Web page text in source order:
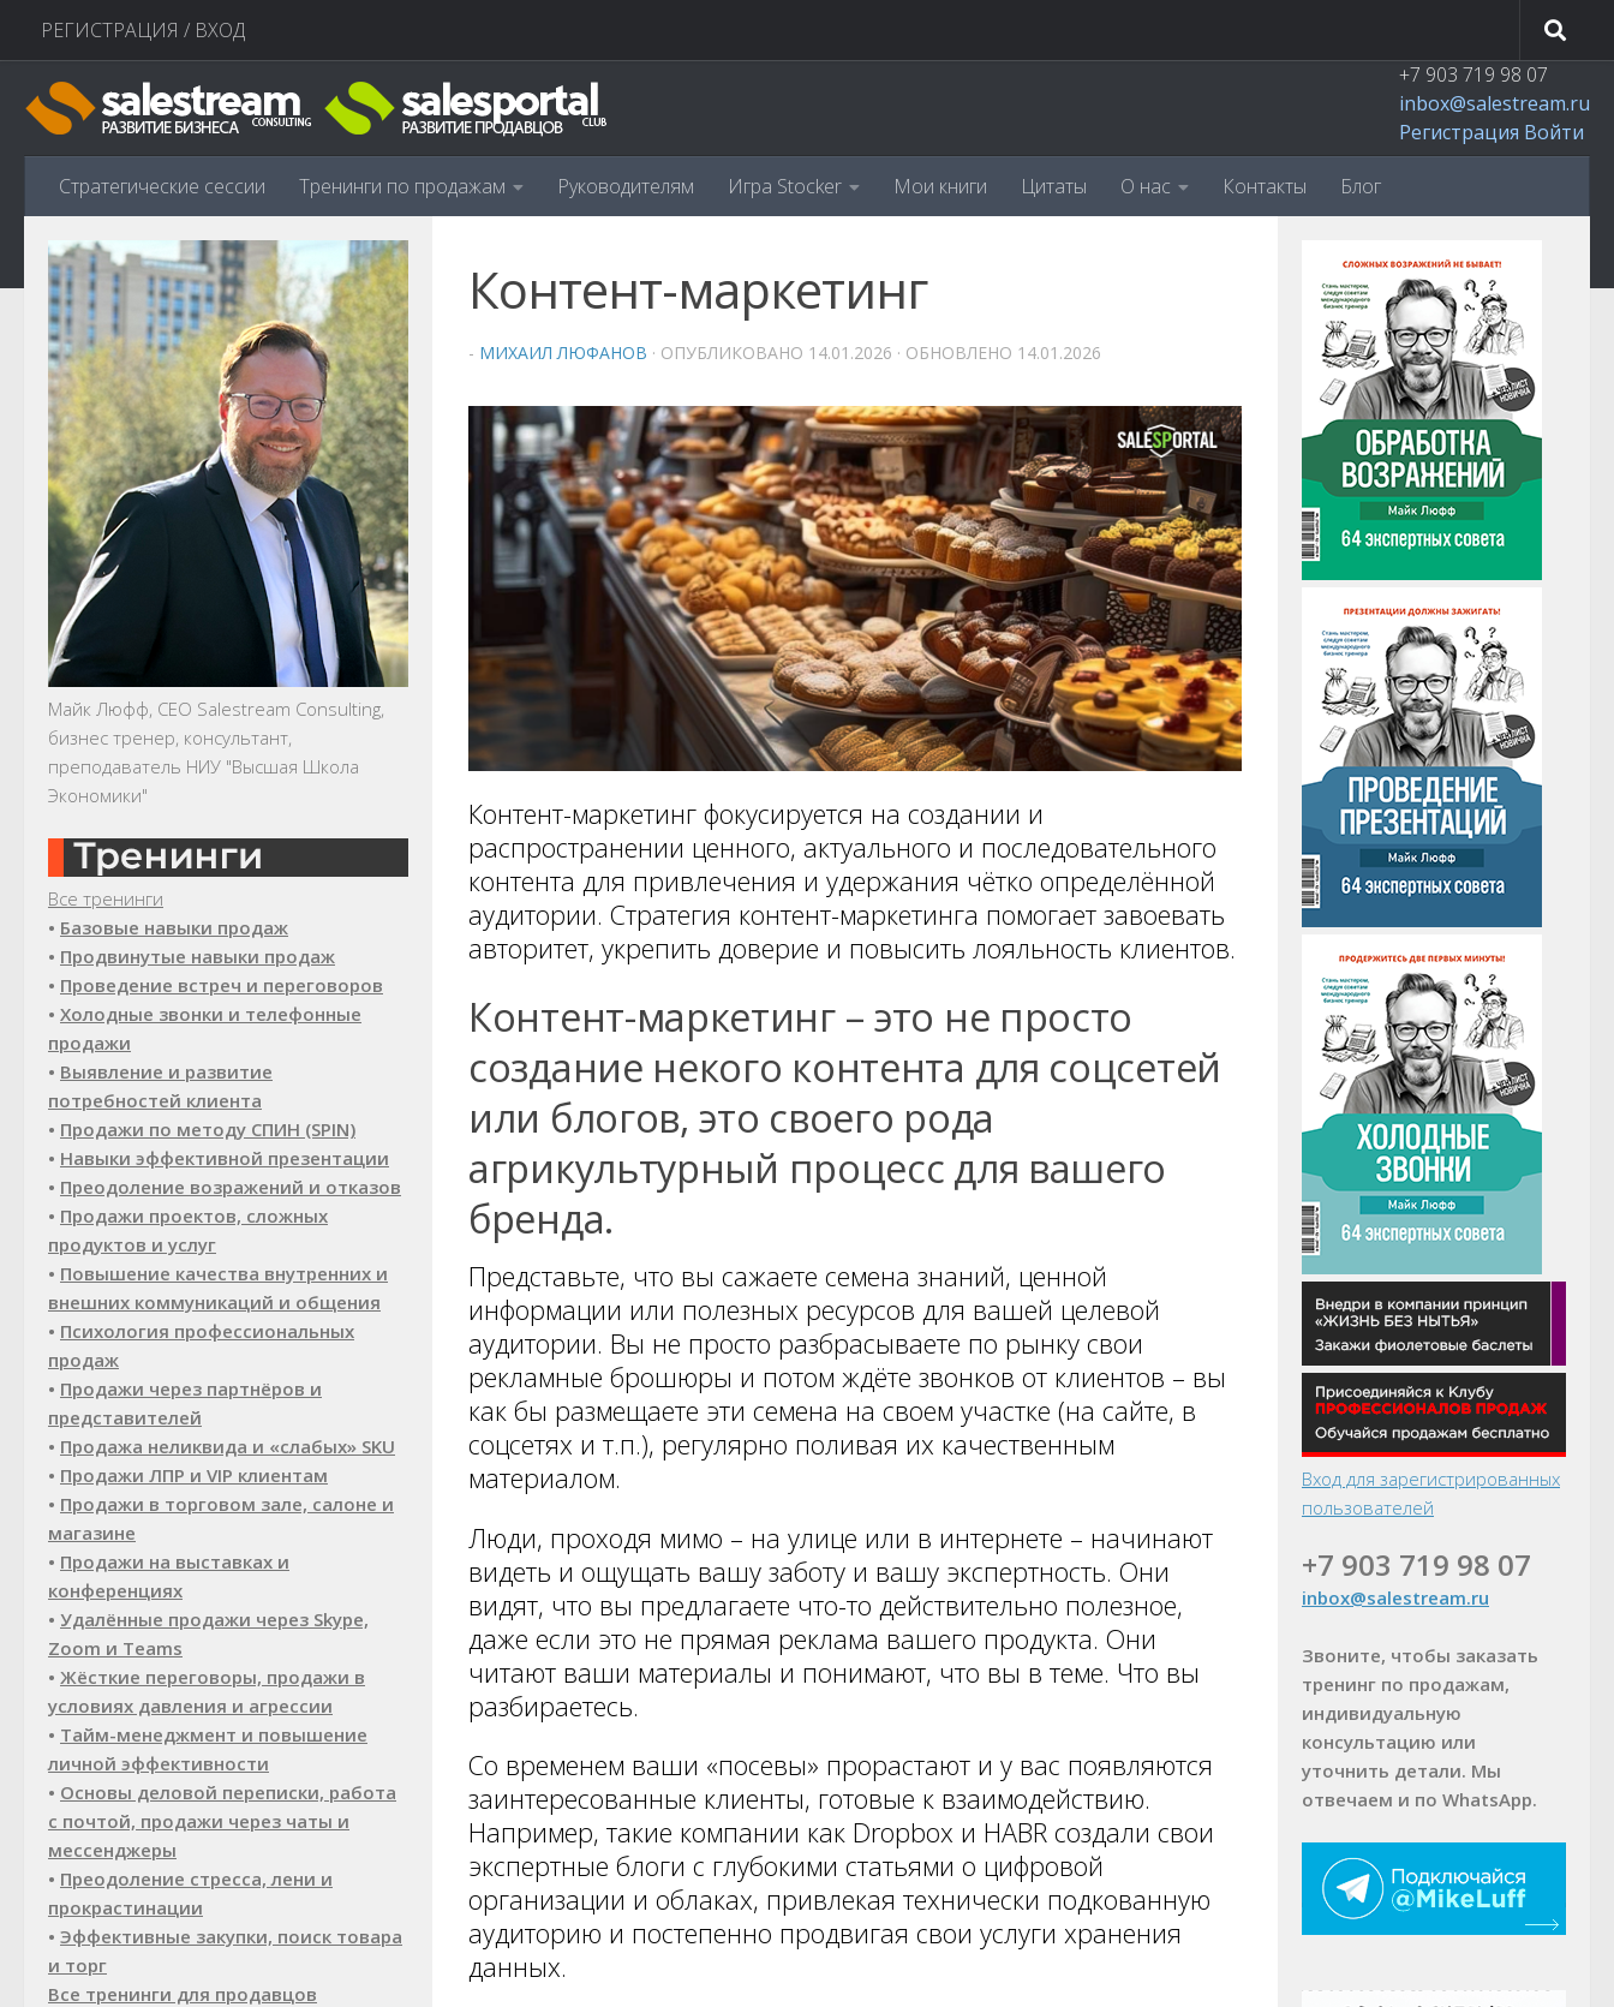
Перейти к содержимому
РЕГИСТРАЦИЯ / ВХОД
+7 903 719 98 07
inbox@salestream.ru
Регистрация Войти
Стратегические сессии Тренинги по продажам Руководителям Игра Stocker Мои книги Цитаты О нас Контакты Блог
Контент-маркетинг
- МИХАИЛ ЛЮФАНОВ · ОПУБЛИКОВАНО 14.01.2026 · ОБНОВЛЕНО 14.01.2026
Контент-маркетинг фокусируется на создании и
распространении ценного, актуального и последовательного
контента для привлечения и удержания чётко определённой
аудитории. Стратегия контент-маркетинга помогает завоевать
авторитет, укрепить доверие и повысить лояльность клиентов.
Контент-маркетинг – это не просто
создание некого контента для соцсетей
или блогов, это своего рода
агрикультурный процесс для вашего
бренда.
Представьте, что вы сажаете семена знаний, ценной
информации или полезных ресурсов для вашей целевой
аудитории. Вы не просто разбрасываете по рынку свои
рекламные брошюры и потом ждёте звонков от клиентов – вы
как бы размещаете эти семена на своем участке (на сайте, в
соцсетях и т.п.), регулярно поливая их качественным
материалом.
Люди, проходя мимо – на улице или в интернете – начинают
видеть и ощущать вашу заботу и вашу экспертность. Они
видят, что вы предлагаете что-то действительно полезное,
даже если это не прямая реклама вашего продукта. Они
читают ваши материалы и понимают, что вы в теме. Что вы
разбираетесь.
Со временем ваши «посевы» прорастают и у вас появляются
заинтересованные клиенты, готовые к взаимодействию.
Например, такие компании как Dropbox и HABR создали свои
экспертные блоги с глубокими статьями о цифровой
организации и облаках, привлекая технически подкованную
аудиторию и постепенно продвигая свои услуги хранения
данных.
Майк Люфф, CEO Salestream Consulting,
бизнес тренер, консультант,
преподаватель НИУ "Высшая Школа
Экономики"
Все тренинги
• Базовые навыки продаж
• Продвинутые навыки продаж
• Проведение встреч и переговоров
• Холодные звонки и телефонные
продажи
• Выявление и развитие
потребностей клиента
• Продажи по методу СПИН (SPIN)
• Навыки эффективной презентации
• Преодоление возражений и отказов
• Продажи проектов, сложных
продуктов и услуг
• Повышение качества внутренних и
внешних коммуникаций и общения
• Психология профессиональных
продаж
• Продажи через партнёров и
представителей
• Продажа неликвида и «слабых» SKU
• Продажи ЛПР и VIP клиентам
• Продажи в торговом зале, салоне и
магазине
• Продажи на выставках и
конференциях
• Удалённые продажи через Skype,
Zoom и Teams
• Жёсткие переговоры, продажи в
условиях давления и агрессии
• Тайм-менеджмент и повышение
личной эффективности
• Основы деловой переписки, работа
с почтой, продажи через чаты и
мессенджеры
• Преодоление стресса, лени и
прокрастинации
• Эффективные закупки, поиск товара
и торг
Все тренинги для продавцов
Вход для зарегистрированных
пользователей
+7 903 719 98 07
inbox@salestream.ru
Звоните, чтобы заказать
тренинг по продажам,
индивидуальную
консультацию или
уточнить детали. Мы
отвечаем и по WhatsApp.